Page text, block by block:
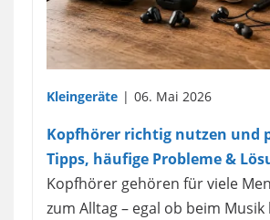
Kleingeräte 06. Mai 2026
Kopfhörer richtig nutzen und
Tipps, häufige Probleme &
Kopfhörer gehören für viele
zum Alltag – egal ob beim Musik